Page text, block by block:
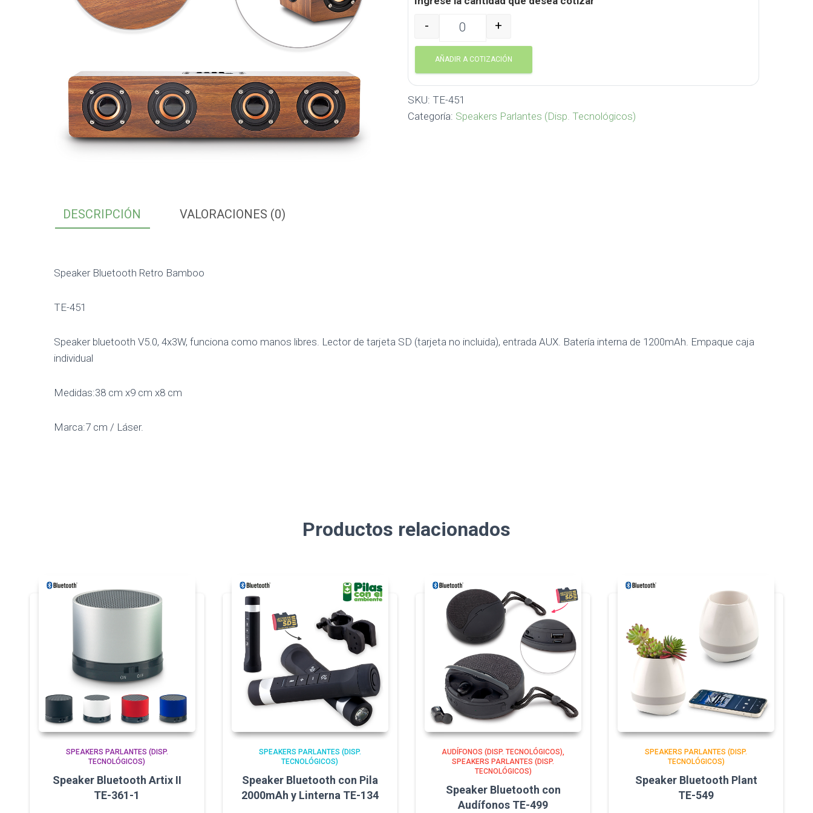
Speaker Bluetooth Retro Bamboo TE-451 cantidad
- +
AÑADIR A COTIZACIÓN
SKU: TE-451
Categoría: Speakers Parlantes (Disp. Tecnológicos)
DESCRIPCIÓN VALORACIONES (0)
Speaker Bluetooth Retro Bamboo
TE-451
Speaker bluetooth V5.0, 4x3W, funciona como manos libres. Lector de tarjeta SD (tarjeta no incluida), entrada AUX. Batería interna de 1200mAh. Empaque caja
individual
Medidas:38 cm x9 cm x8 cm
Marca:7 cm / Láser.
Productos relacionados
SPEAKERS PARLANTES (DISP.
TECNOLÓGICOS)
Speaker Bluetooth Artix II
TE-361-1
SPEAKERS PARLANTES (DISP.
TECNOLÓGICOS)
Speaker Bluetooth con Pila
2000mAh y Linterna TE-134
AUDÍFONOS (DISP. TECNOLÓGICOS)
SPEAKERS PARLANTES (DISP.
TECNOLÓGICOS)
Speaker Bluetooth con
Audífonos TE-499
SPEAKERS PARLANTES (DISP.
TECNOLÓGICOS)
Speaker Bluetooth Plant
TE-549